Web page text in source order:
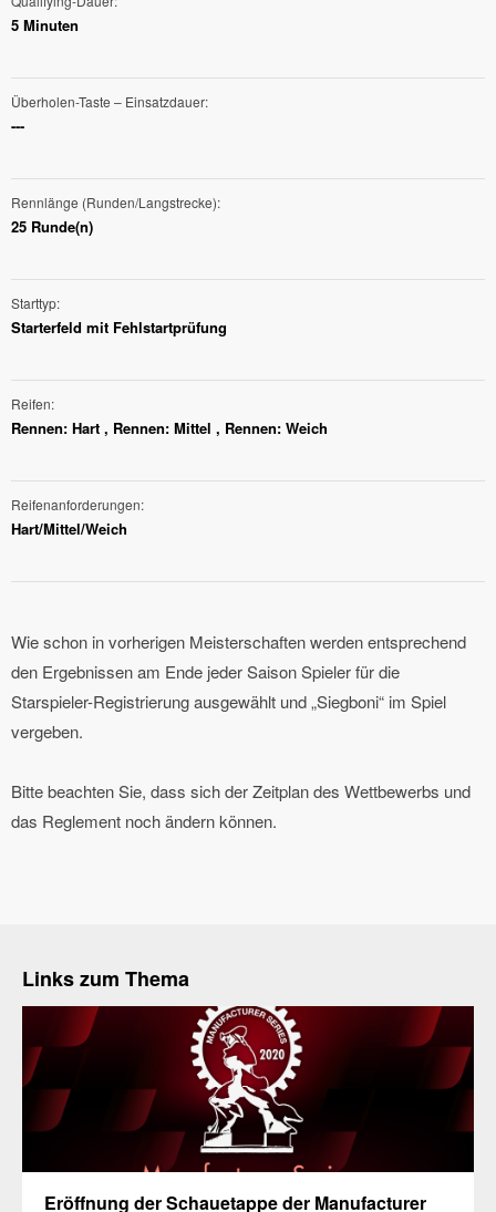
5 Minuten
Überholen-Taste – Einsatzdauer
---
Rennlänge (Runden/Langstrecke)
25 Runde(n)
Starttyp
Starterfeld mit Fehlstartprüfung
Reifen
Rennen: Hart , Rennen: Mittel , Rennen: Weich
Reifenanforderungen
Hart/Mittel/Weich
Wie schon in vorherigen Meisterschaften werden entsprechend
den Ergebnissen am Ende jeder Saison Spieler für die
Starspieler-Registrierung ausgewählt und „Siegboni“ im Spiel
vergeben.
Bitte beachten Sie, dass sich der Zeitplan des Wettbewerbs und
das Reglement noch ändern können.
Links zum Thema
Eröffnung der Schauetappe der Manufacturer